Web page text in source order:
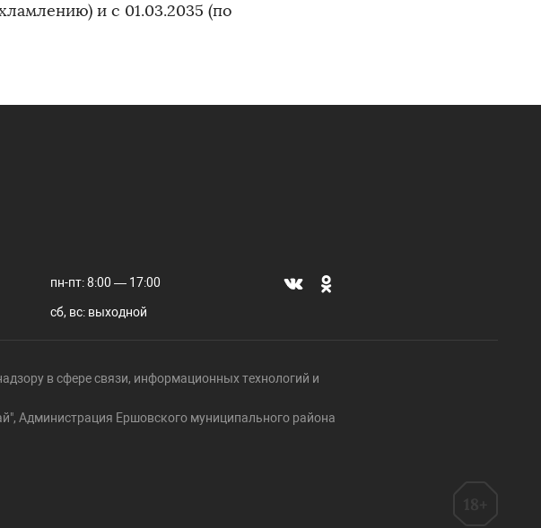
и с 01.03.2035 (по
пн-пт: 8:00 — 17:00
сб, вс: выходной
в сфере связи, информационных технологий и
Администрация Ершовского муниципального района